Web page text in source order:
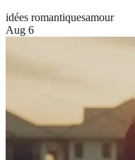
idées romantiquesamour
Aug 6